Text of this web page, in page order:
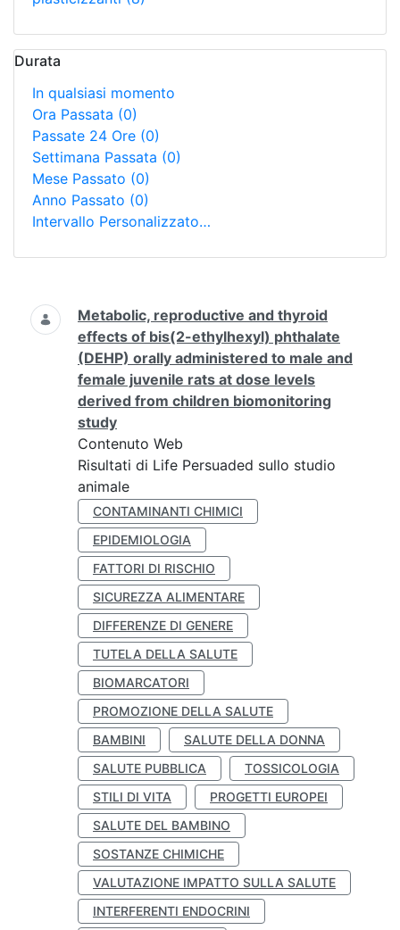
Durata
In qualsiasi momento
Ora Passata (0)
Passate 24 Ore (0)
Settimana Passata (0)
Mese Passato (0)
Anno Passato (0)
Intervallo Personalizzato…
Ricerca
Metabolic, reproductive and thyroid
effects of bis(2-ethylhexyl) phthalate
(DEHP) orally administered to male and
female juvenile rats at dose levels
derived from children biomonitoring
study
Contenuto Web
Risultati di Life Persuaded sullo studio
animale
CONTAMINANTI CHIMICI
EPIDEMIOLOGIA
FATTORI DI RISCHIO
SICUREZZA ALIMENTARE
DIFFERENZE DI GENERE
TUTELA DELLA SALUTE
BIOMARCATORI
PROMOZIONE DELLA SALUTE
BAMBINI
SALUTE DELLA DONNA
SALUTE PUBBLICA
TOSSICOLOGIA
STILI DI VITA
PROGETTI EUROPEI
SALUTE DEL BAMBINO
SOSTANZE CHIMICHE
VALUTAZIONE IMPATTO SULLA SALUTE
INTERFERENTI ENDOCRINI